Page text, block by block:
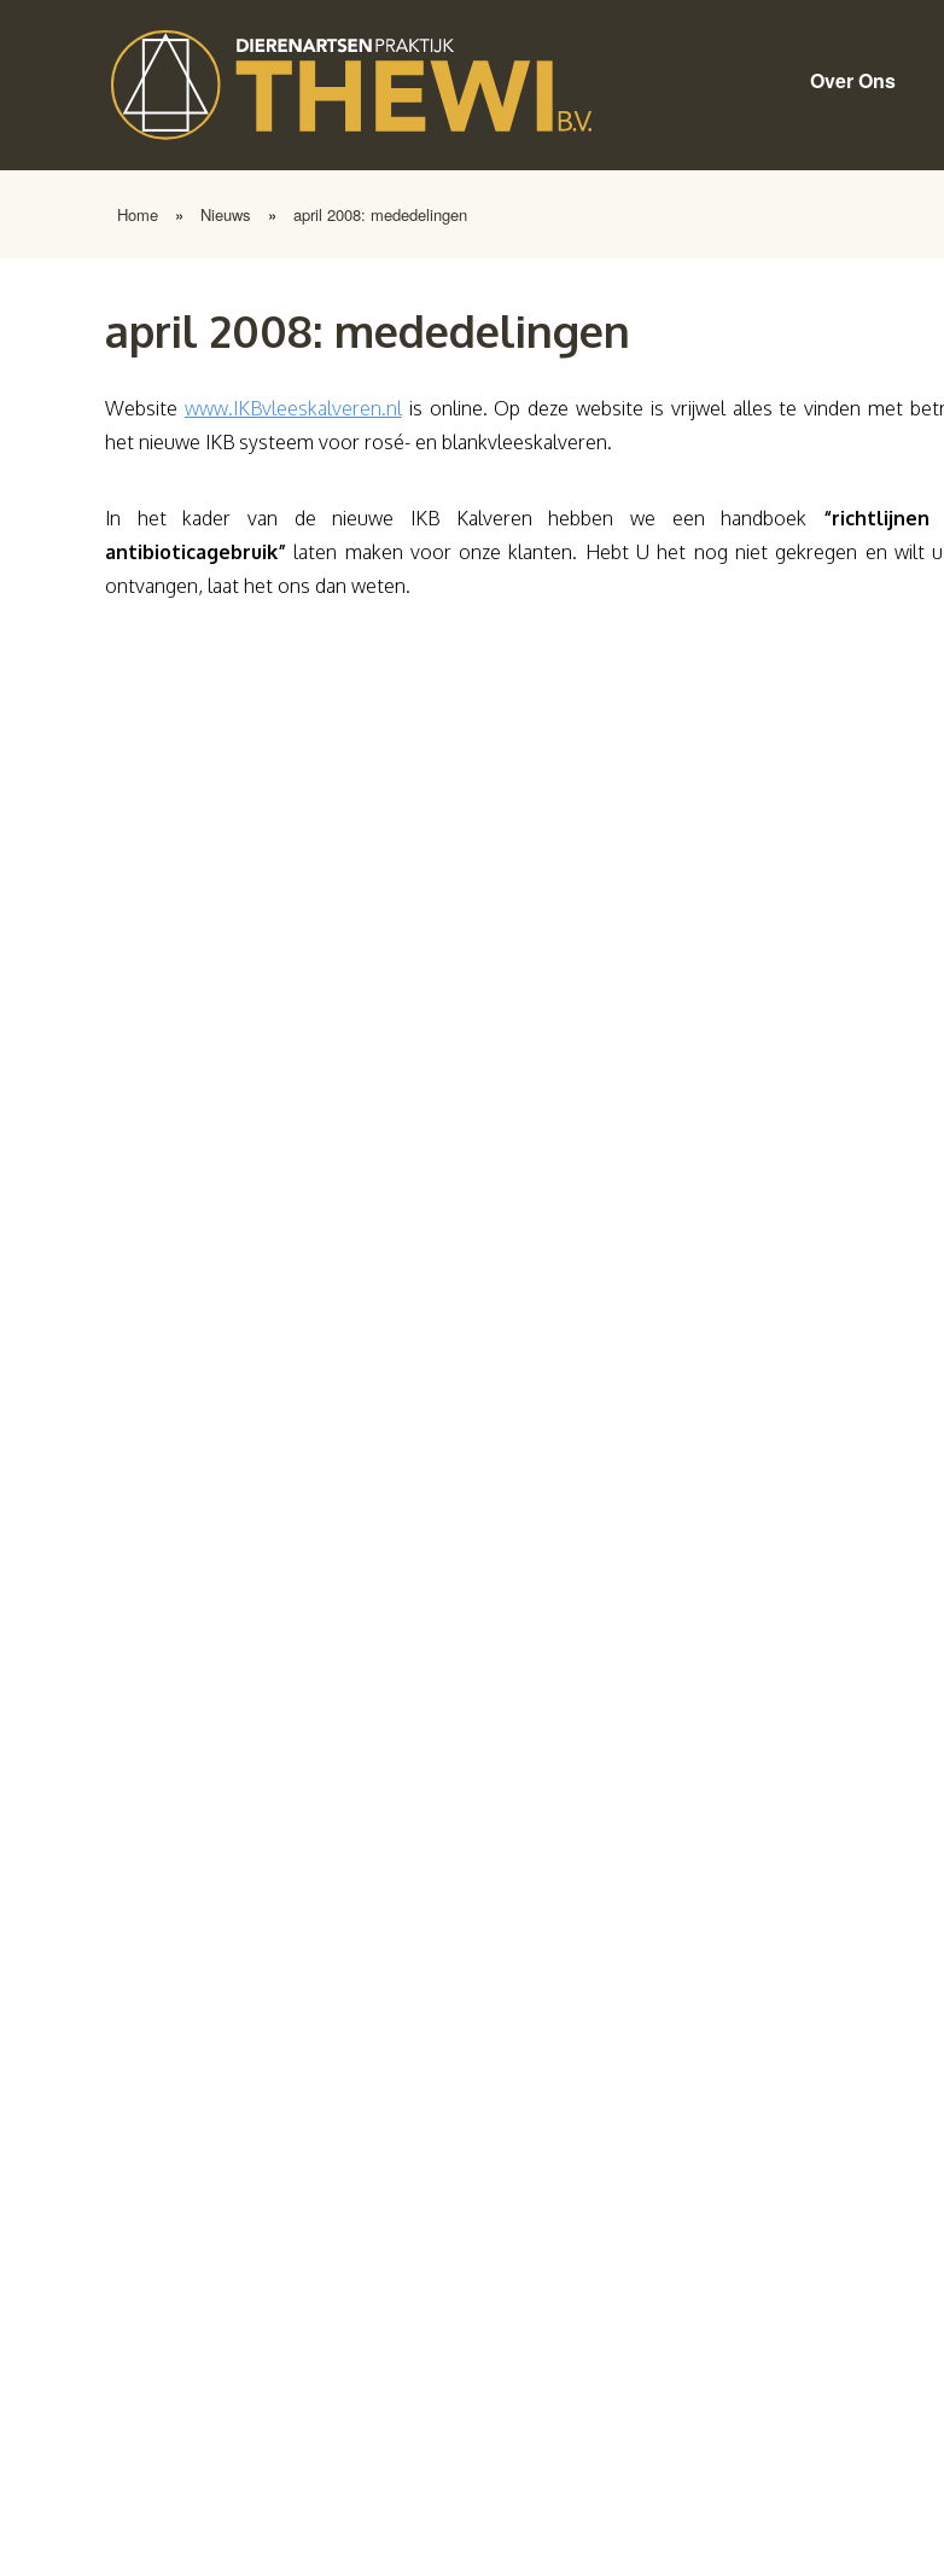
Over Ons
Home » Nieuws » april 2008: mededelingen
april 2008: mededelingen
Website www.IKBvleeskalveren.nlis online. Op deze website is vrijwel alles te vinden met
het nieuwe IKB systeem voor rosé- en blankvleeskalveren.
In het kader van de nieuwe IKB Kalveren hebben we een handboek “richtlijnen
antibioticagebruik” laten maken voor onze klanten. Hebt U het nog niet gekregen en wilt
ontvangen, laat het ons dan weten.